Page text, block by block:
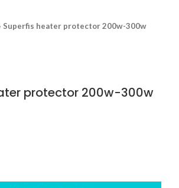
Superfis heater protector 200w-300w
protector 200w-300w